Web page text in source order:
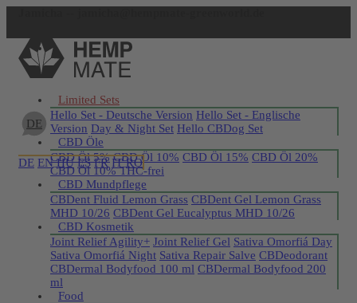
Jetzt registrieren
DE
DE EN HU ES FR IT RO
Limited Sets
Hello Set - Deutsche Version Hello Set - Englische
Version Day & Night Set Hello CBDog Set
CBD Öle
CBD Öl 5% CBD Öl 10% CBD Öl 15% CBD Öl 20%
CBD Öl 10% THC-frei
CBD Mundpflege
CBDent Fluid Lemon Grass CBDent Gel Lemon Grass
MHD 10/26 CBDent Gel Eucalyptus MHD 10/26
CBD Kosmetik
Joint Relief Agility+ Joint Relief Gel Sativa Omorfiá Day
Sativa Omorfiá Night Sativa Repair Salve CBDeodorant
CBDermal Bodyfood 100 ml CBDermal Bodyfood 200
ml
Food